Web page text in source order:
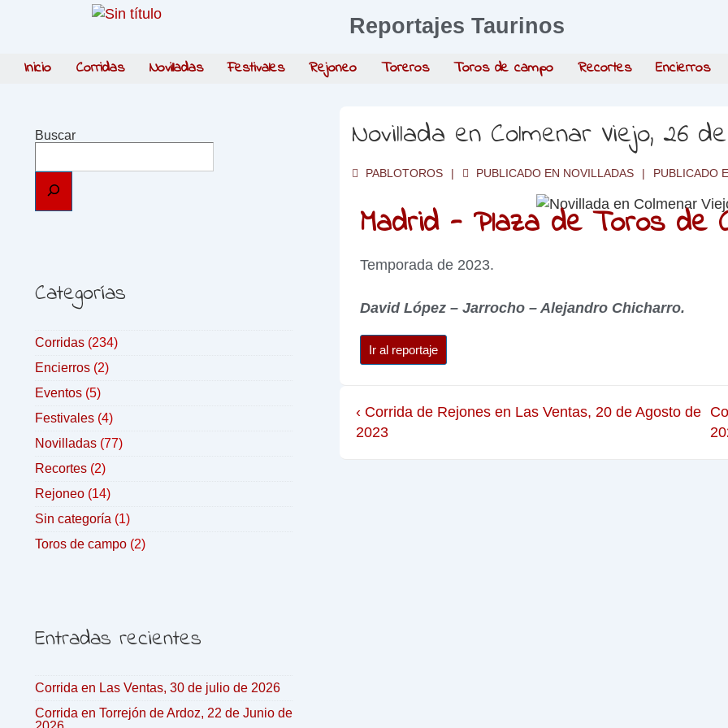
Reportajes Taurinos
Inicio Corridas Novilladas Festivales Rejoneo Toreros Toros de campo Recortes Encierros
Novillada en Colmenar Viejo, 26
PABLOTOROS PUBLICADO EN NOVILLADAS PUBLICADO
Madrid - Plaza de Toros de
Temporada de 2023.
David López – Jarrocho – Alejandro Chicharro.
Ir al reportaje
‹ Corrida de Rejones en Las Ventas, 20 de Agosto de
2023
Buscar
Categorías
Corridas (234)
Encierros (2)
Eventos (5)
Festivales (4)
Novilladas (77)
Recortes (2)
Rejoneo (14)
Sin categoría (1)
Toros de campo (2)
Entradas recientes
Corrida en Las Ventas, 30 de julio de 2026
Corrida en Torrejón de Ardoz, 22 de Junio de